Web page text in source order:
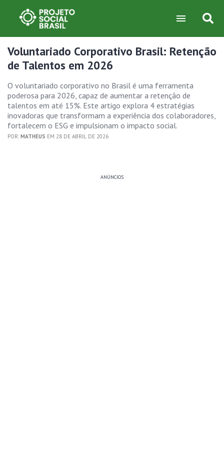
Voluntariado Corporativo Brasil: Retenção
de Talentos em 2026
O voluntariado corporativo no Brasil é uma ferramenta
poderosa para 2026, capaz de aumentar a retenção de
talentos em até 15%. Este artigo explora 4 estratégias
inovadoras que transformam a experiência dos colaboradores,
fortalecem o ESG e impulsionam o impacto social.
POR: MATHEUS EM 28 DE ABRIL DE 2026
ANÚNCIOS